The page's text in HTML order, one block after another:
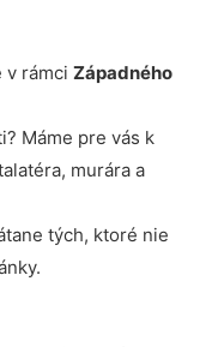
v rámci Západného
Máme pre vás k
murára a
tých, ktoré nie